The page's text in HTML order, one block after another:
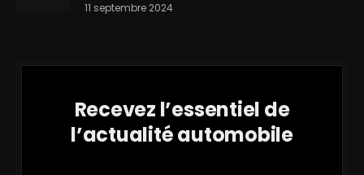
11 septembre 2024
Recevez l’essentiel de
l’actualité automobile